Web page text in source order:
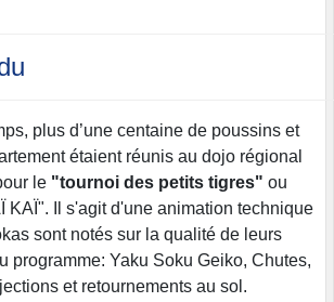
plus d’une centaine de poussins et
étaient réunis au dojo régional
le "tournoi des petits tigres" ou
KAÏ". Il s'agit d'une animation technique
sont notés sur la qualité de leurs
programme: Yaku Soku Geiko, Chutes,
et retournements au sol.